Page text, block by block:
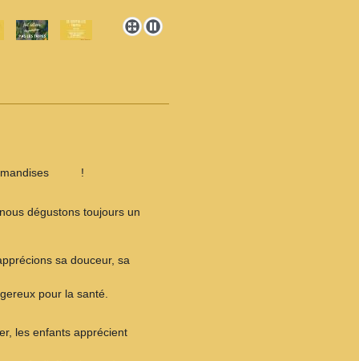
!
dégustons toujours un
sa douceur, sa
pour la santé.
les enfants apprécient